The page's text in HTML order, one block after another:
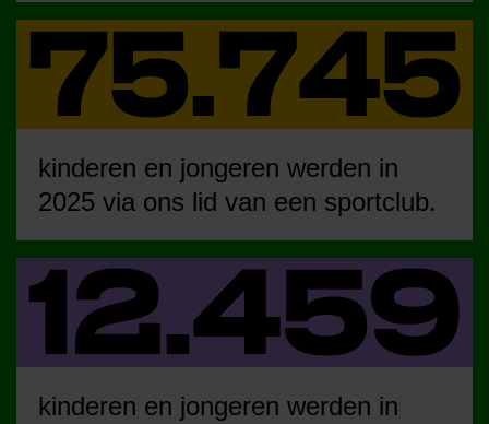
kinderen en jongeren werden in
2025 via ons lid van een sportclub.
kinderen en jongeren werden in